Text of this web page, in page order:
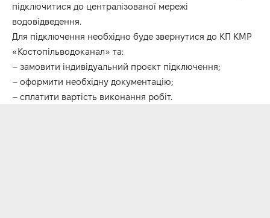
підключитися до централізованої мережі
водовідведення.
Для підключення необхідно буде звернутися до КП КМР
«Костопільводоканал» та:
– замовити індивідуальний проєкт підключення;
– оформити необхідну документацію;
– сплатити вартість виконання робіт.